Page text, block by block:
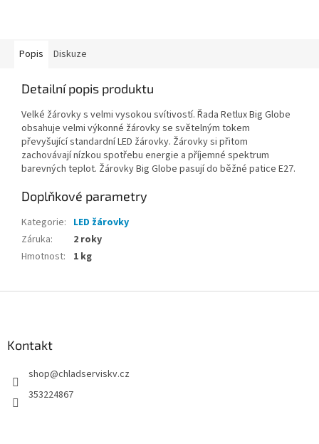
Popis Diskuze
Detailní popis produktu
Velké žárovky s velmi vysokou svítivostí. Řada Retlux Big Globe
obsahuje velmi výkonné žárovky se světelným tokem
převyšující standardní LED žárovky. Žárovky si přitom
zachovávají nízkou spotřebu energie a příjemné spektrum
barevných teplot. Žárovky Big Globe pasují do běžné patice E27.
Doplňkové parametry
Kategorie: LED žárovky
Záruka:
2 roky
Hmotnost: 1 kg
Kontakt
shop@chladserviskv.cz
353224867